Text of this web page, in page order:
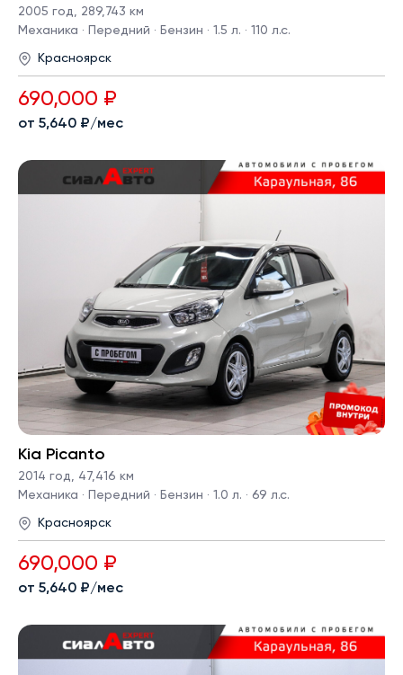
2005 год, 289,743 км
Механика · Передний · Бензин · 1.5 л. · 110 л.с.
Красноярск
690,000 ₽
от 5,640 ₽/мес
Kia Picanto
2014 год, 47,416 км
Механика · Передний · Бензин · 1.0 л. · 69 л.с.
Красноярск
690,000 ₽
от 5,640 ₽/мес